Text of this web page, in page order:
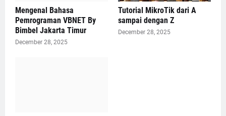
Mengenal Bahasa
Pemrograman VBNET By
Bimbel Jakarta Timur
December 28, 2025
Tutorial MikroTik dari A
sampai dengan Z
December 28, 2025